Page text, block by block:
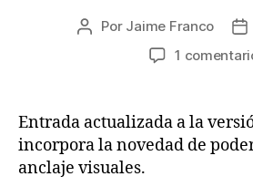
Autor
Por Jaime Franco
de
1
Entrada actualizada a la
incorpora la novedad de
anclaje visuales.